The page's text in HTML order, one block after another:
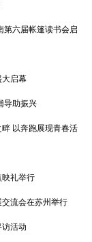
第六届帐篷读书会启
大启幕
导助振兴
以奔跑展现青春活
映礼举行
流会在苏州举行
活动